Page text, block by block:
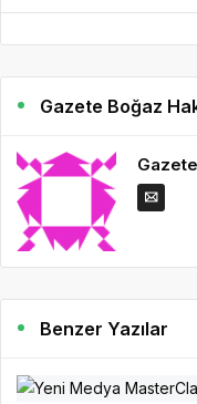
Gazete Boğaz
Benzer Yazılar